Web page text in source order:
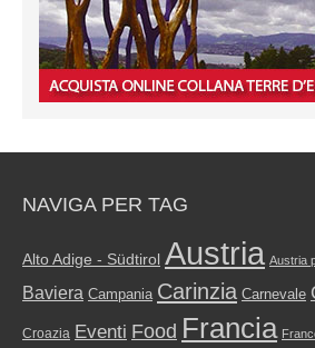
NAVIGA PER TAG
Alto Adige - Südtirol Austria Austria
Baviera Campania Carinzia Carnevale
Croazia Eventi Food Francia